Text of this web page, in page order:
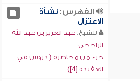
الفهرس:نشأة
الاعتزال
للشيخ: عبد العزيز بن عبد الله
الراجحي
جزء من محاضرة ( دروس في
العقيدة [4])